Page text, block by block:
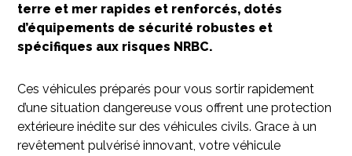
terre et mer rapides et renforcés, dotés
d’équipements de sécurité robustes et
spécifiques aux risques NRBC.
Ces véhicules préparés pour vous sortir rapidement
d’une situation dangereuse vous offrent une protection
extérieure inédite sur des véhicules civils. Grace à un
revêtement pulvérisé innovant, votre véhicule